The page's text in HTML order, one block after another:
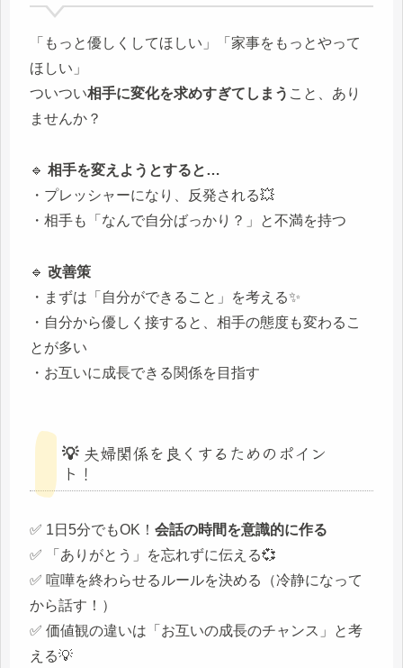
「もっと優しくしてほしい」「家事をもっとやって
ほしい」
ついつい相手に変化を求めすぎてしまう こと、あり
ませんか？
🔹 相手を変えようとすると…
・プレッシャーになり、反発される💥
・相手も「なんで自分ばっかり？」と不満を持つ
🔹 改善策
・まずは「自分ができること」を考える✨
・自分から優しく接すると、相手の態度も変わるこ
とが多い
・お互いに成長できる関係を目指す
💡 夫婦関係を良くするためのポイン
ト！
✅ 1日5分でもOK！ 会話の時間を意識的に作る
✅ 「ありがとう」を忘れずに伝える💞
✅ 喧嘩を終わらせるルールを決める（冷静になって
から話す！）
✅ 価値観の違いは「お互いの成長のチャンス」と考
える💡